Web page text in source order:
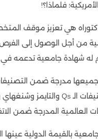
الوافدين
الدكتوراه للطلاب
في مصر
للوافدين
والثراء الثقافي
فلماذا؟!
هي تعزيز موقف
من أجل الوصول إلى
له شهادة جامعية تدعمه
مدرجة ضمن التصنيفات
العالمية المدرجة ضمن
بالقيمة الدولية عينها